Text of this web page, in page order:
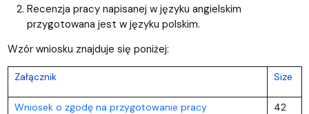
Recenzja pracy napisanej w języku angielskim
przygotowana jest w języku polskim.
Wzór wniosku znajduje się poniżej:
Załącznik Size
Wniosek o zgodę na przygotowanie pracy
42